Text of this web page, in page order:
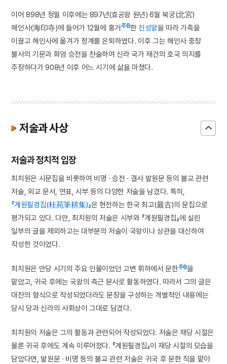
이어 898년 정월 이후에는 897년(효공왕 원년) 6월 북궁(北宮)
해인사(海印寺)에 들어가 12월에 훙거주8한 진성왕을 따라 가족을
이끌고 해인사에 옮겨가 정계를 은퇴하였다. 이후 그는 해인사 중창
불사의 기문과 화엄 승전을 찬술하여 신라 국가 재건의 호국 의지를
주장하다가 908년 이후 어느 시기에 삶을 마쳤다.
저술과 사상
저술과 정치적 입장
최치원은 시문집을 비롯하여 비명 · 승전 · 결사 발원문 등의 불교 관련
저술, 외교 문서, 연표, 시부 등의 다양한 저술을 남겼다. 특히,
『계원필경집(桂苑筆耕集)』은 현전하는 한국 최고(最古)의 문집으로
평가되고 있다. 다만, 최치원의 저술은 시부와 『계원필경집』에 실린
일부의 글을 제외하고는 대부분의 저술이 국왕이나 상관을 대신하여
작성한 것이었다.
최치원은 만당 시기의 주요 인물이었던 고변 휘하에서 문한주9을
맡았고, 귀국 후에는 국왕의 측근 문사로 활동하였다. 따라서 그의 글은
대찬의 형식으로 작성되었더라도 문장을 구성하는 개별적인 내용에는
당시 당과 신라의 사회상이 그대로 담겼다.
최치원의 저술은 그의 활동과 관련되어 작성되었다. 저술은 재당 시절은
물론 귀국 후에도 계속 이루어졌다. 『계원필경집』이 재당 시절의 모습을
담았다면, 발원문 · 비명 등의 불교 관련 저술은 귀국 후 문한 직을 맡아